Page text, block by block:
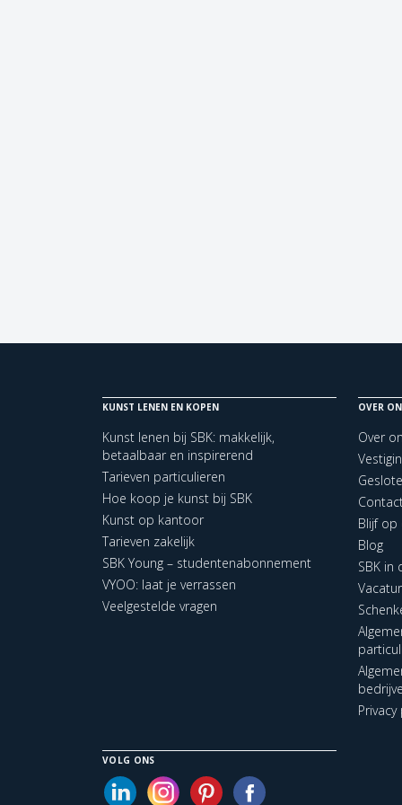
KUNST LENEN EN KOPEN
Kunst lenen bij SBK: makkelijk,
betaalbaar en inspirerend
Tarieven particulieren
Hoe koop je kunst bij SBK
Kunst op kantoor
Tarieven zakelijk
SBK Young – studentenabonnement
VYOO: laat je verrassen
Veelgestelde vragen
OVER
Over
Blijf op
Blog
SBK in
VOLG ONS